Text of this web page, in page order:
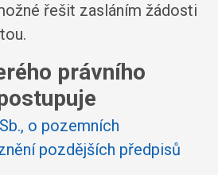
řešit zasláním žádosti
právního
o pozemních
pozdějších předpisů